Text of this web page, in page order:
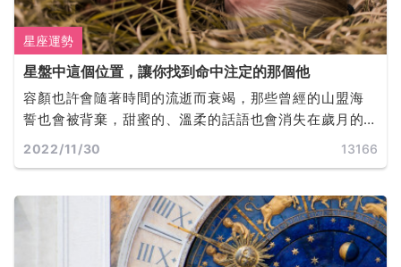
星座運勢
星盤中這個位置，讓你找到命中注定的那個他
容顏也許會隨著時間的流逝而衰竭，那些曾經的山盟海
誓也會被背棄，甜蜜的、溫柔的話語也會消失在歲月的
軌道裡，而誰才是你真正的靈魂伴侶呢？
2022/11/30 13166